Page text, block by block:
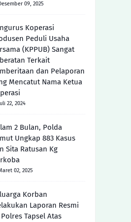
09, 2025
Koperasi
Peduli Usaha
(KPPUB) Sangat
Terkait
dan Pelaporan
Mencatut Nama Ketua
22, 2024
2 Bulan, Polda
Ungkap 883 Kasus
Sita Ratusan Kg
02, 2025
Korban
Laporan Resmi
Tapsel Atas